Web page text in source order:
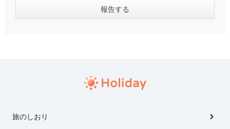
旅のしおり